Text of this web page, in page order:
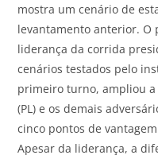
mostra um cenário de
levantamento anterior. O
liderança da corrida
cenários testados pelo
primeiro turno, ampliou a
(PL)e os demais
cinco pontos de
Apesar da liderança, a